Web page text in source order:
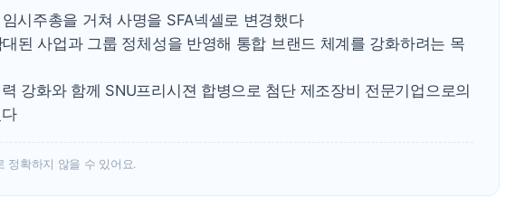
트럼프 "금리 내려야"…파월 때와 달리 워시엔 톤 낮춰
특정 정치인 측근 포항시 정책특보 내정설...포항시 '시끌'
시주총을 거쳐 사명을 SFA넥셀로 변경했다
된 사업과 그룹 정체성을 반영해 통합 브랜드 체계를 강화하려는 목
강화와 함께 SNU프리시젼 합병으로 첨단 제조장비 전문기업으로의
정확하지 않을 수 있어요.